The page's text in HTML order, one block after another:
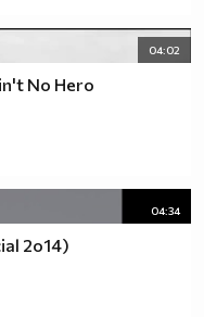
04:02
No Hero
04:34
2o14)